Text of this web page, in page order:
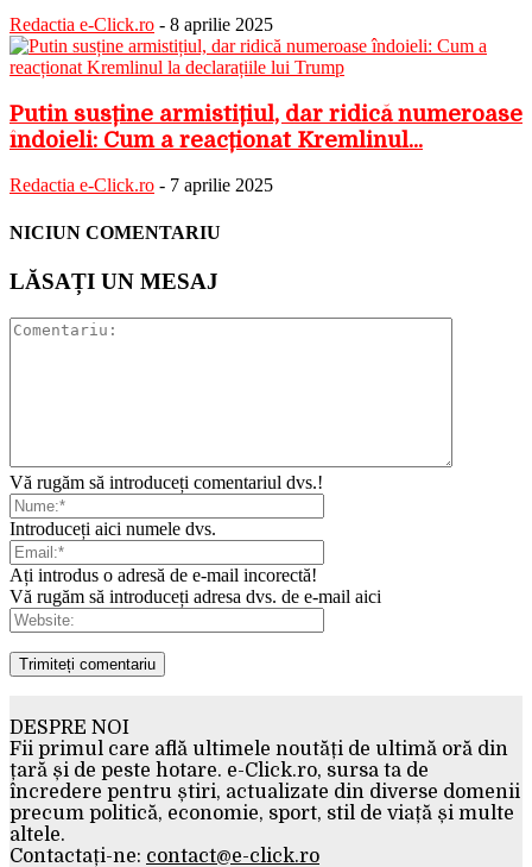
Redactia e-Click.ro - 8 aprilie 2025
Putin susține armistițiul, dar ridică numeroase
îndoieli: Cum a reacționat Kremlinul...
Redactia e-Click.ro - 7 aprilie 2025
NICIUN COMENTARIU
LĂSAȚI UN MESAJ
Vă rugăm să introduceți comentariul dvs.!
Introduceți aici numele dvs.
Ați introdus o adresă de e-mail incorectă!
Vă rugăm să introduceți adresa dvs. de e-mail aici
DESPRE NOI
Fii primul care află ultimele noutăți de ultimă oră din
țară și de peste hotare. e-Click.ro, sursa ta de
încredere pentru știri, actualizate din diverse domenii
precum politică, economie, sport, stil de viață și multe
altele.
Contactați-ne: contact@e-click.ro